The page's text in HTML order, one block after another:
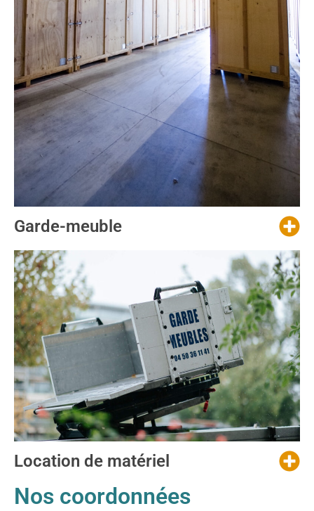
Garde-meuble
Location de matériel
Nos coordonnées